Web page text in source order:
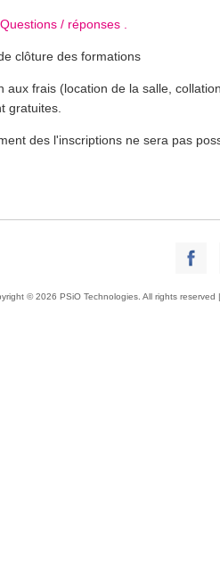
/ réponses .
clôture des formations
aux frais (location de la salle,
gratuites.
des l'inscriptions ne sera pas
© 2026 PSiO Technologies. All rights reserved